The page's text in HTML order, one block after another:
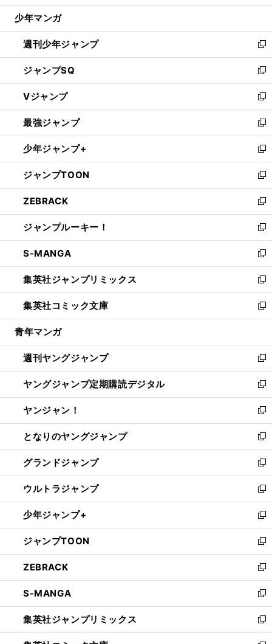
ウ
開
く
少年マンガ
週刊少年ジャンプ
新
し
い
ウ
ィ
ン
ド
ウ
で
開
く
ジャンプSQ
新
し
い
ウ
ィ
ン
ド
ウ
で
開
く
Vジャンプ
新
し
い
ウ
ィ
ン
ド
ウ
で
開
く
最強ジャンプ
新
し
い
ウ
ィ
ン
ド
ウ
で
開
く
少年ジャンプ+
新
し
い
ウ
ィ
ン
ド
ウ
で
開
く
ジャンプTOON
新
し
い
ウ
ィ
ン
ド
ウ
で
開
く
ZEBRACK
新
し
い
ウ
ィ
ン
ド
ウ
で
開
ジャンプルーキー！
新
し
い
ウ
ィ
ン
ド
ウ
開
く
S-MANGA
新
し
い
ウ
ィ
ン
ウ
で
開
く
集英社ジャンプリミックス
新
し
い
ウ
ン
ド
ウ
で
開
く
集英社コミック文庫
新
し
ウ
ィ
ン
ド
ウ
で
開
く
青年マンガ
週刊ヤングジャンプ
新
し
い
ウ
ィ
ン
ド
ウ
で
開
く
ヤングジャンプ定期購読デジタル
新
し
い
ウ
ィ
ン
ド
ウ
で
開
く
ヤンジャン！
新
し
い
ウ
ィ
ン
ド
ウ
で
開
く
となりのヤングジャンプ
新
し
い
ウ
ィ
ン
ド
ウ
で
開
く
グランドジャンプ
新
し
い
ウ
ィ
ン
ド
ウ
で
開
く
ウルトラジャンプ
新
し
い
ウ
ィ
ン
ド
ウ
で
開
く
少年ジャンプ+
新
し
い
ウ
ィ
ン
ド
ウ
で
開
ジャンプTOON
新
し
い
ウ
ィ
ン
ド
ウ
ZEBRACK
新
し
い
ウ
ィ
ン
S-MANGA
新
し
い
ウ
集英社ジャンプリミックス
新
し